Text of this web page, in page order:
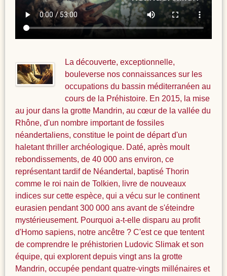
La découverte, exceptionnelle,
bouleverse nos connaissances sur les
occupations du bassin méditerranéen au
cours de la Préhistoire. En 2015, la mise
au jour dans la grotte Mandrin, au cœur de la vallée du
Rhône, d'un nombre important de fossiles
néandertaliens, constitue le point de départ d'un
haletant thriller archéologique. Daté, après moult
rebondissements, de 40 000 ans environ, ce
représentant tardif de Néandertal, baptisé Thorin
comme le roi nain de Tolkien, livre de nouveaux
indices sur cette espèce, qui a vécu sur le continent
eurasien pendant 300 000 ans avant de s'éteindre
mystérieusement. Pourquoi a-t-elle disparu au profit
d'Homo sapiens, notre ancêtre ? C'est ce que tentent
de comprendre le préhistorien Ludovic Slimak et son
équipe, qui explorent depuis vingt ans la grotte
Mandrin, occupée pendant quatre-vingts millénaires et